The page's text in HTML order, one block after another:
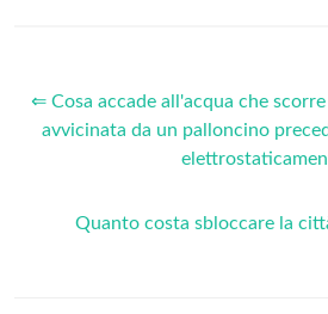
⇐ Cosa accade all'acqua che
avvicinata da un palloncino
Quanto costa sbloccare la